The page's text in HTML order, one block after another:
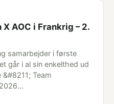
AOC i Frankrig – 2.
samarbejder i første
går i al sin enkelthed ud
Team